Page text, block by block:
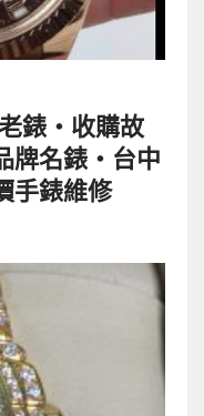
錶・收購故
牌名錶・台中
手錶維修